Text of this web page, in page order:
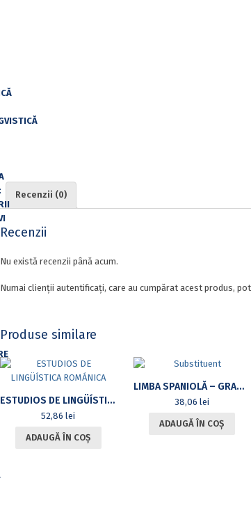
Recenzii (0)
Recenzii
Nu există recenzii până acum.
Numai clienții autentificați, care au cumpărat acest produs,
Produse similare
ESTUDIOS DE LINGÜÍSTICA ROMÁNICA
52,86 lei
ADAUGĂ ÎN COȘ
LIMBA SPANIOLĂ – GRAMATICĂ ȘI COMUNICARE
38,06 lei
ADAUGĂ ÎN COȘ